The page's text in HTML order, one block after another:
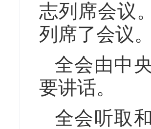
志列席会议
列席了会议。
全会由中
要讲话。
全会听取